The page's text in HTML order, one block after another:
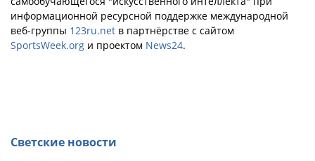
информационной ресурсной поддержке международной
веб-группы 123ru.net в партнёрстве с сайтом
SportsWeek.org и проектом News24.
Светские новости